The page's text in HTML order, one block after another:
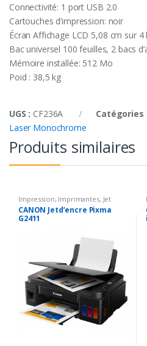
Connectivité: 1 port USB 2.0
Cartouches d’impression: noir
Écran Affichage LCD 5,08 cm sur 4
Bac universel 100 feuilles, 2 bacs
Mémoire installée: 512 Mo
Poid : 38,5 kg
UGS : CF236A Catégories
Laser Monochrome
Produits similaires
Impression, Imprimantes, Jet
d'encre
CANON Jetd’encre Pixma
G2411